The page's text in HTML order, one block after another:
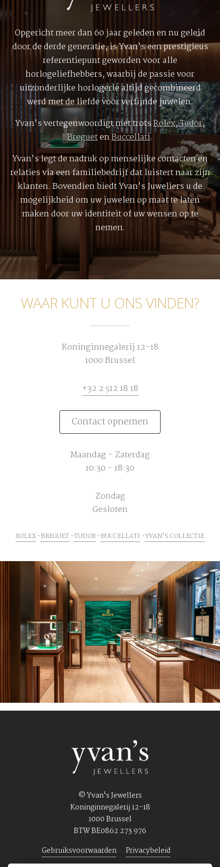
Opgericht meer dan 60 jaar geleden en nu geleid
door de derde generatie, is Yvan’s een prestigieus
referentiepunt geworden voor alle
horlogeliefhebbers, waarbij de passie voor
uitzonderlijke horlogerie altijd gecombineerd
werd met de liefde voor verfijnde juwelen.
Yvan’s vertegenwoordigt met trotsRolex,Tudor,
BreguetenBuccellati.
Yvan’s legt de nadruk op menselijke contacten en
relaties via een familiebedrijf dat luistert naar zijn
klanten. Bovendien biedt Yvan’s Juweliers u de
mogelijkheid om uw juwelen op maat te laten
maken door uw identiteit of uw wensen op te
nemen.
WAAR KUNT U ONS VINDEN?
Koninginnegalerij 12-18
1000 Brussel
+32 2 512 18 18
Contact opnemen
Maandag - Zaterdag
10:30 - 18:30
Zondag
Gesloten
ROLEX BREGUET TUDOR BUCCELLATI YVAN'S COLLECTIE
© Yvan's Jewellers
Koninginnegalerij 12-18
1000 Brussel
BTW BE0862 273 976
Gebruiksvoorwaarden
Privacybeleid